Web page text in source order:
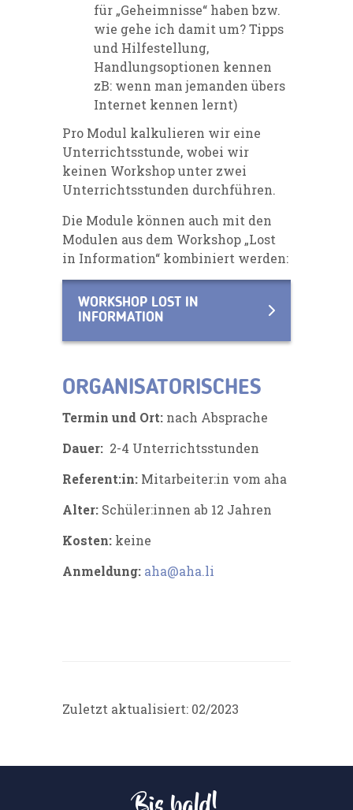
für „Geheimnisse“ haben bzw.
wie gehe ich damit um? Tipps
und Hilfestellung,
Handlungsoptionen kennen
zB: wenn man jemanden übers
Internet kennen lernt)
Pro Modul kalkulieren wir eine
Unterrichtsstunde, wobei wir
keinen Workshop unter zwei
Unterrichtsstunden durchführen.
Die Module können auch mit den
Modulen aus dem Workshop „Lost
in Information“ kombiniert werden:
WORKSHOP LOST IN
INFORMATION
ORGANISATORISCHES
Termin und Ort: nach Absprache
Dauer: 2-4 Unterrichtsstunden
Referent:in: Mitarbeiter:in vom aha
Alter: Schüler:innen ab 12 Jahren
Kosten: keine
Anmeldung: aha@aha.li
Zuletzt aktualisiert: 02/2023